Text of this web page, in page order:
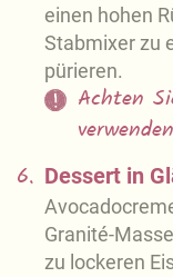
einen hohen
Stabmixer zu
pürieren.
Achten
6. Dessert in
Granité-
zu lockeren